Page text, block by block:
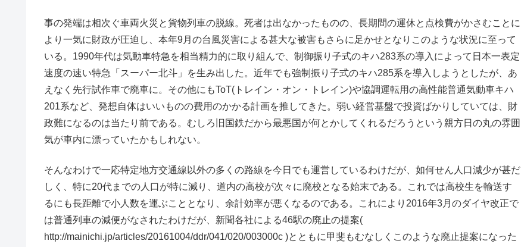
事の発端は相次ぐ車両火災と貨物列車の脱線。死者は出なかったものの、長期間の運休と点検費がかさむことに
より一気に財政が圧迫し、本年9月の台風災害による甚大な被害もさらに足かせとなりこのような状況に至って
いる。1990年代は気動車特急を相当精力的に取り組んで、制御振り子式のキハ283系の導入によって日本一表定
速度の速い特急「スーパー北斗」を生み出した。近年でも強制振り子式のキハ285系を導入しようとしたが、あ
えなく先行試作車で廃車に。その他にもToT(トレイン・オン・トレイン)や協調運転用の高性能普通気動車キハ
201系など、発想自体はいいものの費用のかかる計画を推してきた。弱い経営基盤で投資ばかりしていては、財
政難になるのは当たり前である。むしろ旧国鉄だから最悪国が何とかしてくれるだろうという親方日の丸の雰囲
気が車内に漂っていたかもしれない。
そんなわけで一応特定地方交通線以外の多くの路線を今日でも運営しているわけだが、如何せん人口減少が甚だ
しく、特に20代までの人口が特に減り、道内の高校が次々に廃校となる始末である。これでは高校生を輸送す
るにも長距離で小人数を運ぶこととなり、余計効率が悪くなるのである。これにより2016年3月のダイヤ改正で
は普通列車の減便がなされたわけだが、新聞各社による46駅の廃止の提案(
http://mainichi.jp/articles/20161004/ddr/041/020/003000c )とともに甲斐もむなしくこのような廃止提案になった